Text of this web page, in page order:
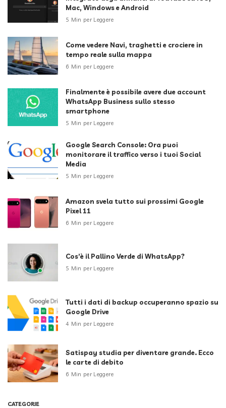
Mac, Windows e Android
5 Min per Leggere
Come vedere Navi, traghetti e crociere in
tempo reale sulla mappa
6 Min per Leggere
Finalmente è possibile avere due account
WhatsApp Business sullo stesso
smartphone
5 Min per Leggere
Google Search Console: Ora puoi
monitorare il traffico verso i tuoi Social
Media
5 Min per Leggere
Amazon svela tutto sui prossimi Google
Pixel 11
6 Min per Leggere
Cos’è il Pallino Verde di WhatsApp?
5 Min per Leggere
Tutti i dati di backup occuperanno spazio su
Google Drive
4 Min per Leggere
Satispay studia per diventare grande. Ecco
le carte di debito
6 Min per Leggere
CATEGORIE